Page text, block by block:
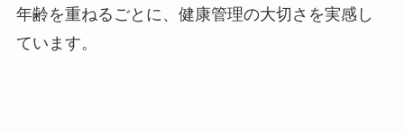
年齢を重ねるごとに、健康管理の大切さを実感し
ています。